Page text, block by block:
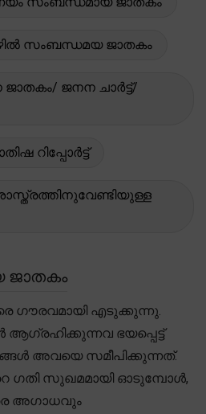
സംബന്ധമയ ജാതകം
ജാതകം/ ജനന ചാർട്ട്/
റിപ്പോർട്ട്
ജാതകം
ഗൗരവമായി എടുക്കുന്നു.
ആഗ്രഹിക്കുന്നവ ഭയപ്പെട്ട്
അവയെ സമീപിക്കുന്നത്.
ഗതി സുഖമമായി ഓടുമ്പോൾ,
അഗാധവും